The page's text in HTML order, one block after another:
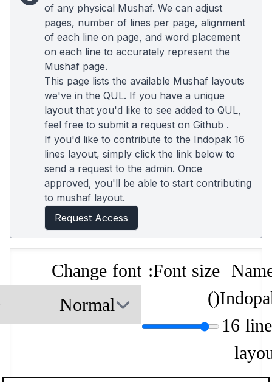
of any physical Mushaf. We can adjust
pages, number of lines per page, alignment
of each line on page, and word placement
on each line to accurately represent the
Mushaf page.
This page lists the available Mushaf layouts
we've in the QUL. If you have a unique
layout that you'd like to see added to QUL,
feel free to submit a request on Github .
If you'd like to contribute to the Indopak 16
lines layout, simply click the link below to
send a request to the admin. Once
approved, you'll be able to start contributing
to mushaf layout.
Request Access
16
Font size:
(
)
Change font